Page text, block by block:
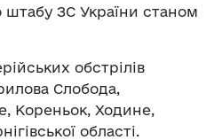
штабу ЗС України станом
обстрілів
Слобода,
Кореньок, Ходине,
області.